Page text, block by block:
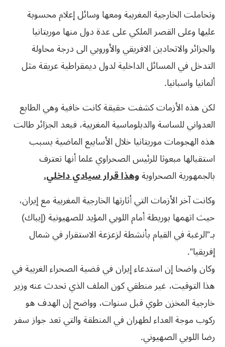
وتحاملت الخارجية المغربية ومعها وسائل إعلام محسوبة
عليها وعلى القصر الملكي على عدة دول منها موريتانيا
والجزائر والاتحادين الافريقي والأوروبي الى درجة محاولة
التدخل في المسائل الداخلية لدول ديمقراطية عريقة مثل
ألمانيا واسبانيا.
لكن هذه الأزمات كشفت حقيقة كانت خافية وهي الطابع
العدواني للساسة والدبلوماسية المغربية، فبعد الجزائر طالت
هذه الهجومات موريتانيا خلال الأسابيع الماضية بسبب
استقبالها مبعوثا للرئيس الصحراوي علما أنها تعترف
بالجمهورية الصحراويةوهذا قرار سيادي داخلي.
وكانت آخر الأزمات التي أثارتها الخارجية المغربية مع إيران،
حيث اتهمها بوريطة أمام اللوبي المؤيد للصهيونية (إيباك)
بـ”الرغبة في القيام بأنشطة لزعزعة الاستقرار في شمال
إفريقيا”.
وكان واضحا إن استدعاء إيران في قضية الصحراء الغربية في
هذا التوقيت، غير منطقي كون الملف الذي تحدث عنه وزير
خارجية المخزن طوي قبل سنوات، وواضح إن الهدف هو
ركوب موجة العداء لطهران في المنطقة والتي تعد جواز سفر
رضا اللوبي الصهيوني.